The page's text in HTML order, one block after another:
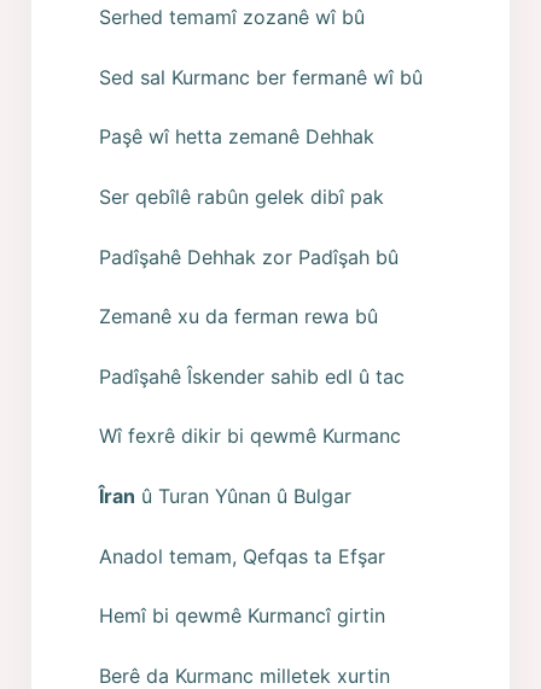
Serhed temamî zozanê wî bû
Sed sal Kurmanc ber fermanê wî bû
Paşê wî hetta zemanê Dehhak
Ser qebîlê rabûn gelek dibî pak
Padîşahê Dehhak zor Padîşah bû
Zemanê xu da ferman rewa bû
Padîşahê Îskender sahib edl û tac
Wî fexrê dikir bi qewmê Kurmanc
Îran û Turan Yûnan û Bulgar
Anadol temam, Qefqas ta Efşar
Hemî bi qewmê Kurmancî girtin
Berê da Kurmanc milletek xurtin